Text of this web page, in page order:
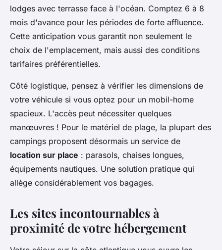
lodges avec terrasse face à l'océan. Comptez 6 à 8
mois d'avance pour les périodes de forte affluence.
Cette anticipation vous garantit non seulement le
choix de l'emplacement, mais aussi des conditions
tarifaires préférentielles.
Côté logistique, pensez à vérifier les dimensions de
votre véhicule si vous optez pour un mobil-home
spacieux. L'accès peut nécessiter quelques
manœuvres ! Pour le matériel de plage, la plupart des
campings proposent désormais un service de
location sur place : parasols, chaises longues,
équipements nautiques. Une solution pratique qui
allège considérablement vos bagages.
Les sites incontournables à
proximité de votre hébergement